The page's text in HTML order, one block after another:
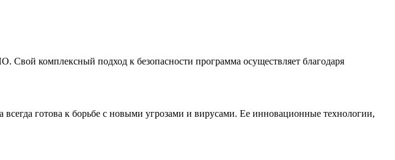
комплексный подход к безопасности программа осуществляет благодаря
готова к борьбе с новыми угрозами и вирусами. Ее инновационные технологии,